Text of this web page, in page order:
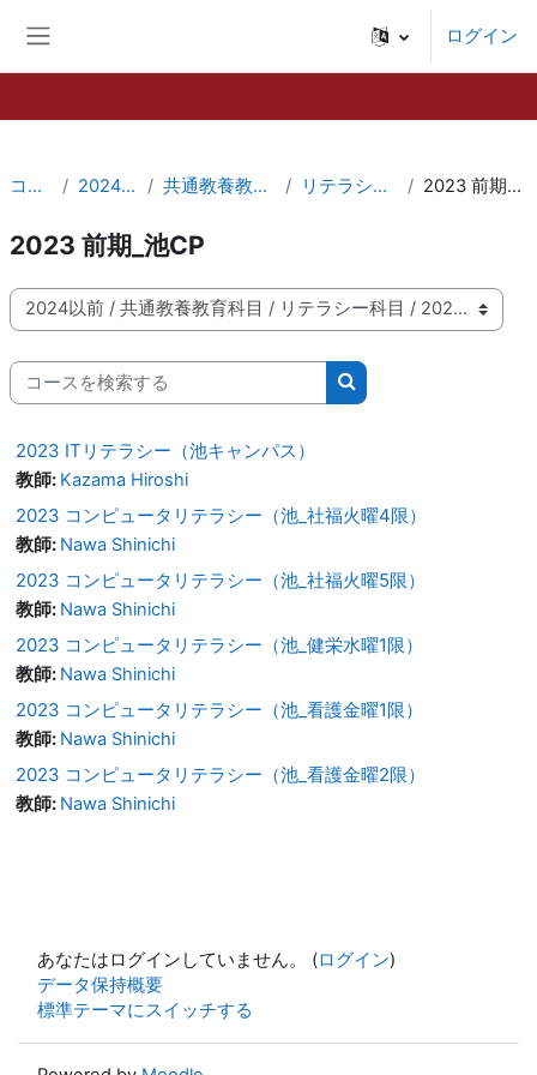
ログイン
コース 2024以前 共通教養教育科目 リテラシー科目 2023 前期_池CP
2023 前期_池CP
コースカテゴリ
コースを検索する
コースを検索する
2023 ITリテラシー（池キャンパス）
教師: Kazama Hiroshi
2023 コンピュータリテラシー（池_社福火曜4限）
教師: Nawa Shinichi
2023 コンピュータリテラシー（池_社福火曜5限）
教師: Nawa Shinichi
2023 コンピュータリテラシー（池_健栄水曜1限）
教師: Nawa Shinichi
2023 コンピュータリテラシー（池_看護金曜1限）
教師: Nawa Shinichi
2023 コンピュータリテラシー（池_看護金曜2限）
教師: Nawa Shinichi
あなたはログインしていません。 (ログイン)
データ保持概要
標準テーマにスイッチする